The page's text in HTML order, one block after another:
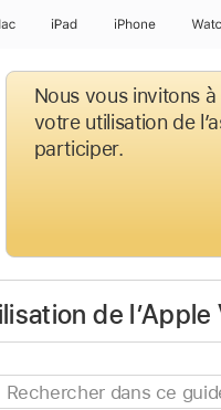
iPad iPhone
Nous vous invitons
votre utilisation de
participer.
de l’Apple